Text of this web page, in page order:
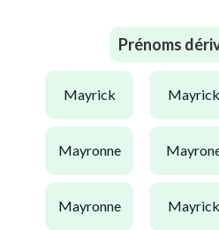
Prénoms
mayrick mayrick
mayronne
mayronne mayrick